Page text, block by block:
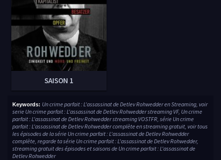
SAISON 1
Keywords: Un crime parfait : L'assassinat de Detlev Rohwedder en Streaming, voir
serie Un crime parfait : L'assassinat de Detlev Rohwedder streaming VF, Un crime
parfait : L'assassinat de Detlev Rohwedder streaming VOSTFR, série Un crime
parfait : L'assassinat de Detlev Rohwedder complète en streaming gratuit, voir tous
les épisodes de la série Un crime parfait : L'assassinat de Detlev Rohwedder
complète, regarde ta série Un crime parfait : L'assassinat de Detlev Rohwedder,
streaming gratuit des épisodes et saisons de Un crime parfait : L'assassinat de
Detlev Rohwedder